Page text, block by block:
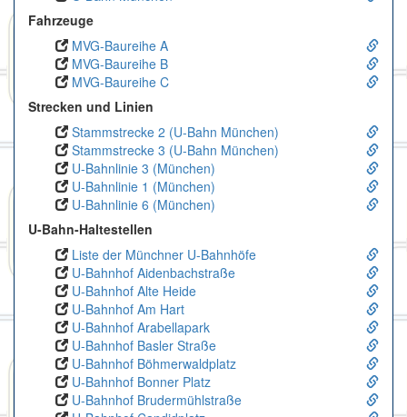
Fahrzeuge
MVG-Baureihe A
MVG-Baureihe B
MVG-Baureihe C
Strecken und Linien
Stammstrecke 2 (U-Bahn München)
Stammstrecke 3 (U-Bahn München)
U-Bahnlinie 3 (München)
U-Bahnlinie 1 (München)
U-Bahnlinie 6 (München)
U-Bahn-Haltestellen
Liste der Münchner U-Bahnhöfe
U-Bahnhof Aidenbachstraße
U-Bahnhof Alte Heide
U-Bahnhof Am Hart
U-Bahnhof Arabellapark
U-Bahnhof Basler Straße
U-Bahnhof Böhmerwaldplatz
U-Bahnhof Bonner Platz
U-Bahnhof Brudermühlstraße